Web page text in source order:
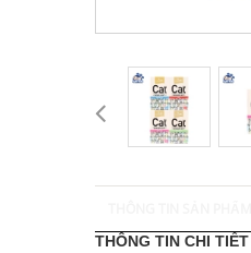
THÔNG TIN CHI TIẾT